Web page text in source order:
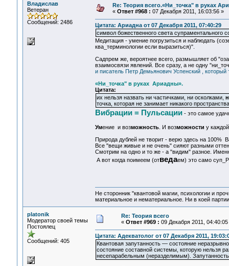
Владислав
Ветеран
Сообщений: 2486
Re: Теория всего.«Ни_точка" в руках
« Ответ #968 : 07 Декабря 2011, 16:03:56 »
Цитата: Ариадна от 07 Декабря 2011, 07:40:29
символ божественного света супраментального
Медитация - умение погрузиться и наблюдать
ква_терминологии если выразиться)".
Садпрем же, вероятнее всего, размышляет об
взаимосвязи явлений. Все сразу, а не одну
и писатель Петр Демьянович Успенский ,
«Ни_точка" в руках Ариадны».
Цитата:
их нельзя назвать ни частичками, ни осколками,
точка, которая не занимает никакого пространства
Вибрации = Пульсации - это самое
Умение и возможность. И возможности у
Природа дублей не творит - верю здесь на 100%
Все "вещи живые и не очень" сияют разными
Смотрим на одно и то же - а "видим" разное.
А вот когда поимеем (отведаем) это само
Не сторонник "квантовой магии, психологии и
материальное и нематериальное. Ни в коей
platonik
Модератор своей темы
Постоялец
Сообщений: 405
Re: Теория всего
« Ответ #969 : 09 Декабря 2011, 04:40:05
Цитата: Адекватолог от 07 Декабря 2011,
Квантовая запутанность — состояние
состояние составной системы, которую нельзя
несепарабельным (неразделимым).